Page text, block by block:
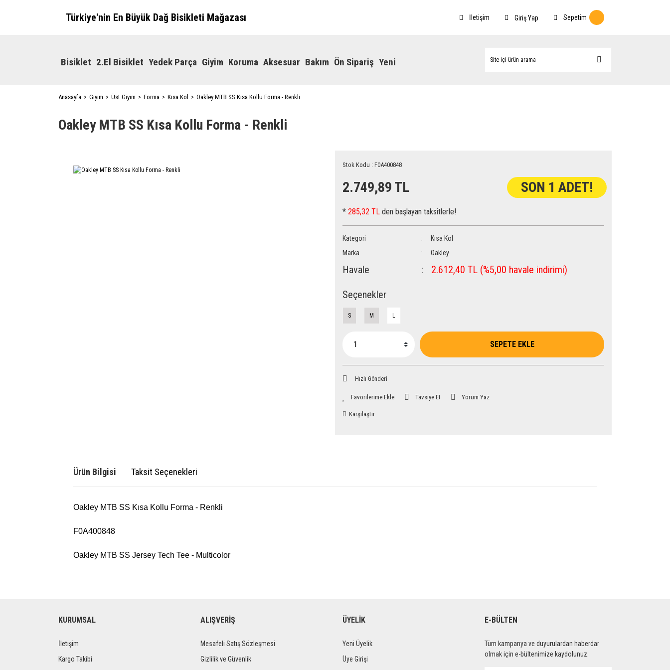
Türkiye'nin En Büyük Dağ Bisikleti Mağazası İletişim Giriş Yap Sepetim
Bisiklet 2.El Bisiklet Yedek Parça Giyim Koruma Aksesuar Bakım Ön Sipariş Yeni
Anasayfa Giyim Üst Giyim Forma Kısa Kol Oakley MTB SS Kısa Kollu Forma - Renkli
Oakley MTB SS Kısa Kollu Forma - Renkli
Stok Kodu : F0A400848
2.749,89 TL SON 1 ADET!
* 285,32 TL den başlayan taksitlerle!
Kategori
Kısa Kol
Marka
Oakley
Havale 2.612,40 TL (%5,00 havale indirimi)
Seçenekler
S M L
SEPETE EKLE
Hızlı Gönderi
Tavsiye Et Yorum Yaz
Karşılaştır
Ürün Bilgisi Taksit Seçenekleri
Oakley MTB SS Kısa Kollu Forma - Renkli
F0A400848
Oakley MTB SS Jersey Tech Tee - Multicolor
KURUMSAL
İletişim
Kargo Takibi
ALIŞVERİŞ
Mesafeli Satış Sözleşmesi
Gizlilik ve Güvenlik
ÜYELİK
Yeni Üyelik
Üye Girişi
E-BÜLTEN
Tüm kampanya ve duyurulardan haberdar
olmak için e-bültenimize kaydolunuz.